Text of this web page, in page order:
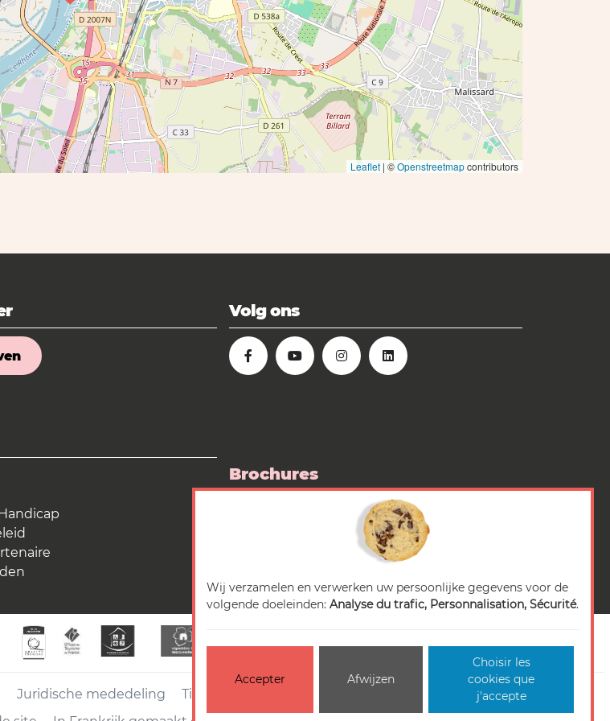
Leaflet| ©Openstreetmapcontributors
Volg ons
Brochures
Juridische mededeling Titels
Beheer van cookies
Wij verzamelen en verwerken uw persoonlijke gegevens voor de
volgende doeleinden: Analyse du trafic, Personnalisation, Sécurité.
Accepter Afwijzen
Choisir les
cookies que
j'accepte